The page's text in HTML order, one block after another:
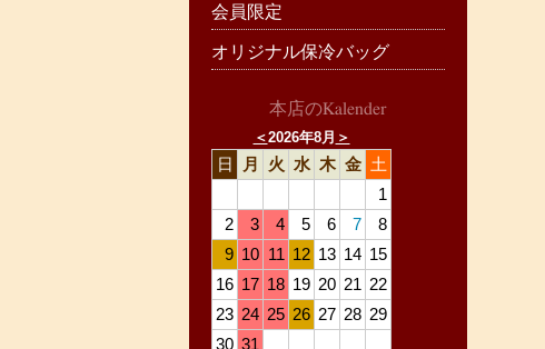
会員限定
オリジナル保冷バッグ
本店のKalender
＜2026年8月 ＞
日 月 火 水 木 金 土
1
2
3 4 5 6 7
8
9 10 11 12 13 14 15
16 17 18 19 20 21 22
23 24 25 26 27 28 29
30 31